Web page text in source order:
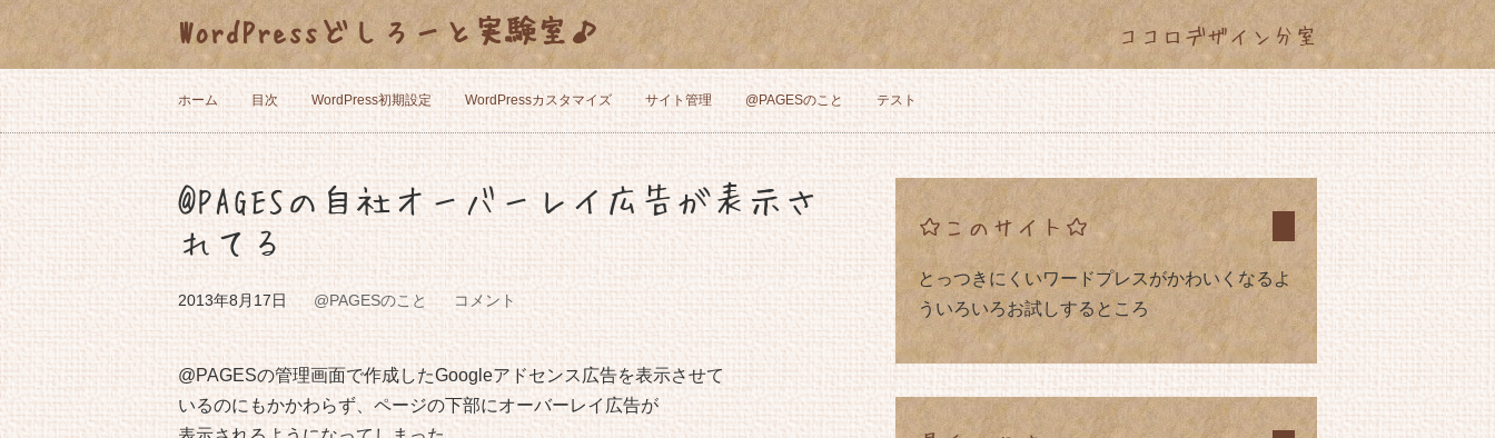
WordPressどしろーと実験室♪ ココロデザイン分室
ホーム 目次 WordPress初期設定 WordPressカスタマイズ サイト管理 @PAGESのこと テスト
@PAGESの自社オーバーレイ広告が表示さ
れてる
2013年8月17日 @PAGESのこと コメント
@PAGESの管理画面で作成したGoogleアドセンス広告を表示させて
いるのにもかかわらず、ページの下部にオーバーレイ広告が
☆このサイト☆
とっつきにくいワードプレスがかわいくなるよ
ういろいろお試しするところ